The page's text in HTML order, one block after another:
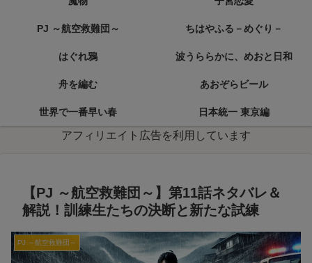
PJ ～航空救難団～ ちはやふる－めぐり－
はぐれ鴉 波うららかに、めおと日和
舟を編む あおぞらビール
世界で一番早い春 日本統一 東京編
アフィリエイト広告を利用しています
【PJ ～航空救難団～】第11話ネタバレ＆
解説！訓練生たちの決断と新たな試練
PJ ～航空救難団～